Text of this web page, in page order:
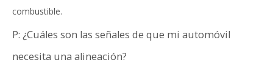
combustible.
P: ¿Cuáles son las señales de que mi automóvil
necesita una alineación?